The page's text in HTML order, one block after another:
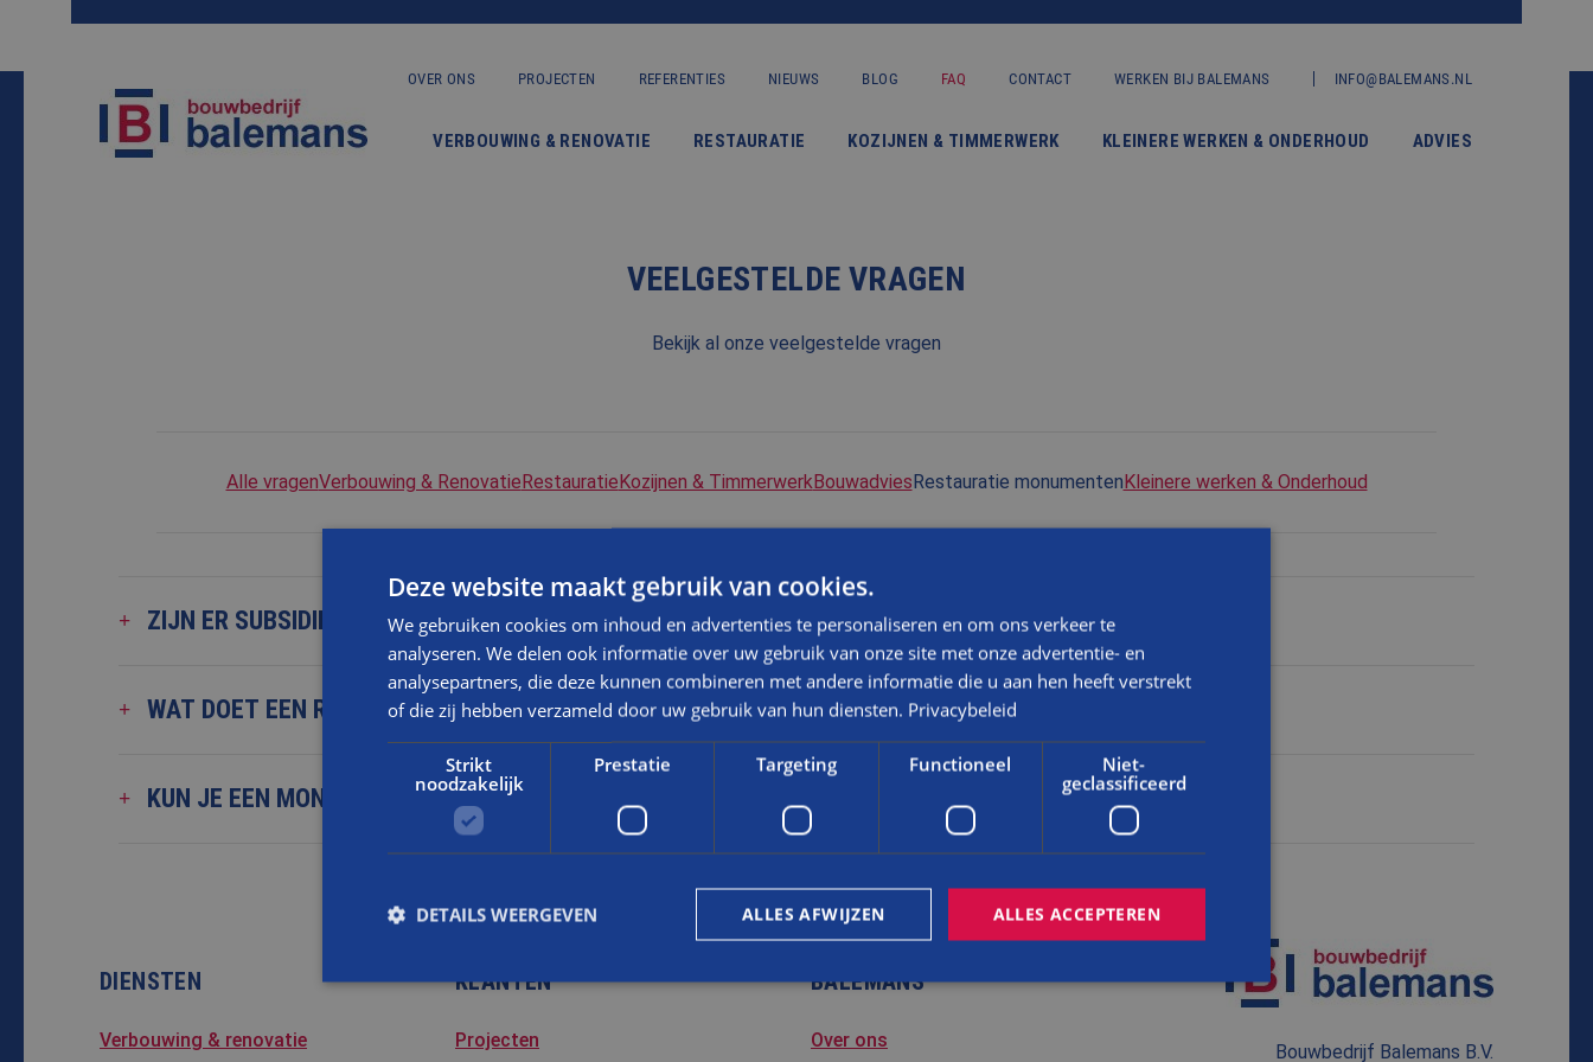
INFO@BALEMANS.NL
OVER ONS PROJECTEN REFERENTIES NIEUWS BLOG FAQ CONTACT WERKEN BIJ BALEMANS
VERBOUWING & RENOVATIE RESTAURATIE KOZIJNEN & TIMMERWERK KLEINERE WERKEN & ONDERHOUD ADVIES
KLEINERE WERKEN & ONDERHOUD
PROJECTEN
REFERENTIES
NIEUWS
BLOG
FAQ
CONTACT
WERKEN BIJ BALEMANS
VEELGESTELDE VRAGEN
Bekijk al onze veelgestelde vragen
Alle vragenVerbouwing & RenovatieRestauratieKozijnen & TimmerwerkBouwadviesRestauratie monumentenKleinere werken & Onderhoud
ZIJN ER SUBSIDIES VOOR MONUMENTENRESTAURATIE?
WAT DOET EEN RESTAURATIEBEDRIJF?
KUN JE EEN MONUMENT LATEN ISOLEREN?
DIENSTEN
Verbouwing & renovatie
KLANTEN
Projecten
BALEMANS
Over ons
Bouwbedrijf Balemans B.V.
Deze website maakt gebruik van cookies.
We gebruiken cookies om inhoud en advertenties te personaliseren en om ons verkeer te
analyseren. We delen ook informatie over uw gebruik van onze site met onze advertentie- en
analysepartners, die deze kunnen combineren met andere informatie die u aan hen heeft verstrekt
of die zij hebben verzameld door uw gebruik van hun diensten. Privacybeleid
Strikt
noodzakelijk
Prestatie Targeting Functioneel
Niet-
geclassificeerd
ALLES ACCEPTEREN
ALLES AFWIJZEN
DETAILS WEERGEVEN
Targeting